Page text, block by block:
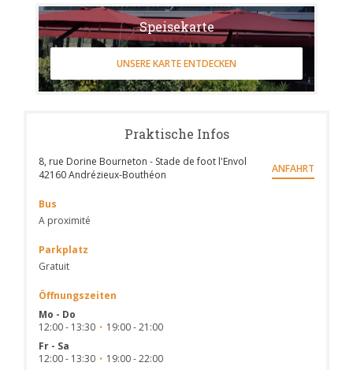
Speisekarte
UNSERE KARTE ENTDECKEN
Praktische Infos
8, rue Dorine Bourneton - Stade de foot l'Envol
42160 Andrézieux-Bouthéon ((öffnet ein neues Fenster))ANFAHRT
Bus
A proximité
Parkplatz
Gratuit
Öffnungszeiten
Mo - Do
12:00 - 13:30 • 19:00 - 21:00
Fr - Sa
12:00 - 13:30 • 19:00 - 22:00